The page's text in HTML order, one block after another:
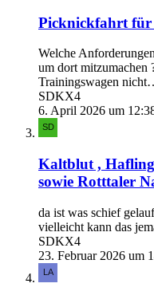
Picknickfahrt für
Welche
um dort mitzumachen
Trainingswagen
SDKX4
6. April 2026 um
Kaltblut ,
sowie Rotttaler
da ist was schief
vielleicht kann das
SDKX4
23. Februar 2026 um